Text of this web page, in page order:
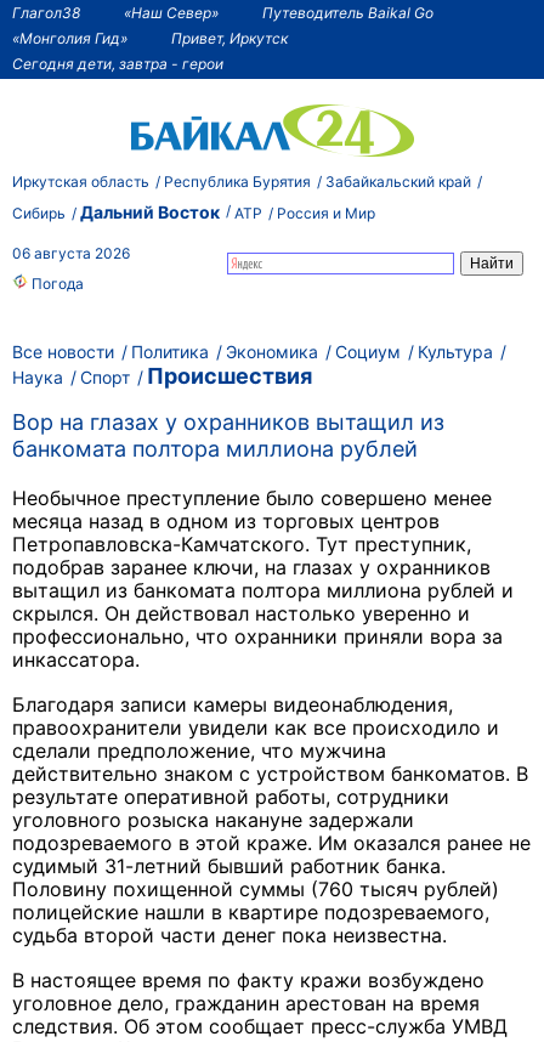
Глагол38 «Наш Север»
Путеводитель Baikal Go
«Монголия Гид»
Привет, Иркутск
Сегодня дети, завтра - герои
Иркутская область Республика Бурятия
Забайкальский край
Сибирь
Дальний Восток АТР Россия и Мир
06 августа 2026
Погода
Все новости Политика Экономика Социум
Культура
Наука
Спорт
Происшествия
Вор на глазах у охранников вытащил из
банкомата полтора миллиона рублей
Необычное преступление было совершено менее
месяца назад в одном из торговых центров
Петропавловска-Камчатского. Тут преступник,
подобрав заранее ключи, на глазах у охранников
вытащил из банкомата полтора миллиона рублей и
скрылся. Он действовал настолько уверенно и
профессионально, что охранники приняли вора за
инкассатора.
Благодаря записи камеры видеонаблюдения,
правоохранители увидели как все происходило и
сделали предположение, что мужчина
действительно знаком с устройством банкоматов. В
результате оперативной работы, сотрудники
уголовного розыска накануне задержали
подозреваемого в этой краже. Им оказался ранее не
судимый 31-летний бывший работник банка.
Половину похищенной суммы (760 тысяч рублей)
полицейские нашли в квартире подозреваемого,
судьба второй части денег пока неизвестна.
В настоящее время по факту кражи возбуждено
уголовное дело, гражданин арестован на время
следствия. Об этом сообщает пресс-служба УМВД